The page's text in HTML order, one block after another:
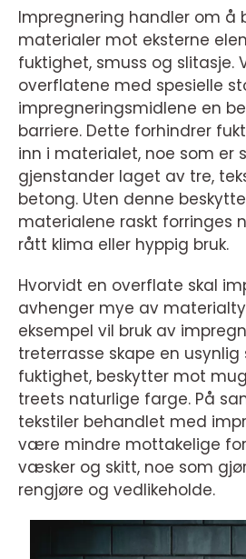
Impregnering handler om å
materialer mot eksterne
fuktighet, smuss og slitasje.
overflatene med spesielle
impregneringsmidlene en
barriere. Dette forhindrer
inn i materialet, noe som er
gjenstander laget av tre,
betong. Uten denne
materialene raskt forringes
rått klima eller hyppig bruk.
Hvorvidt en overflate skal
avhenger mye av
eksempel vil bruk av
treterrasse skape en
fuktighet, beskytter mot
treets naturlige farge. På
tekstiler behandlet med
være mindre mottakelige
væsker og skitt, noe som
rengjøre og vedlikeholde.